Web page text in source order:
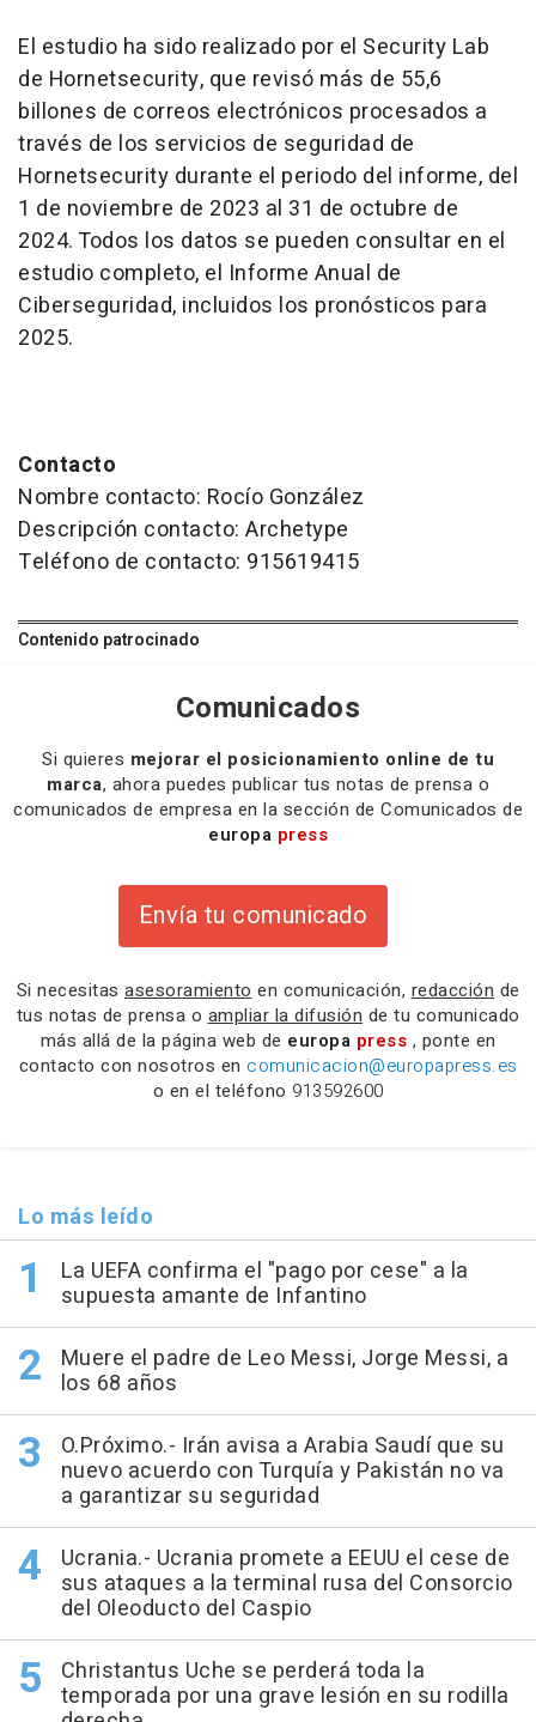
El estudio ha sido realizado por el Security Lab
de Hornetsecurity, que revisó más de 55,6
billones de correos electrónicos procesados a
través de los servicios de seguridad de
Hornetsecurity durante el periodo del informe, del
1 de noviembre de 2023 al 31 de octubre de
2024. Todos los datos se pueden consultar en el
estudio completo, el Informe Anual de
Ciberseguridad, incluidos los pronósticos para
2025.
Contacto
Nombre contacto: Rocío González
Descripción contacto: Archetype
Teléfono de contacto: 915619415
Contenido patrocinado
Comunicados
Si quieres mejorar el posicionamiento online de tu
marca, ahora puedes publicar tus notas de prensa o
comunicados de empresa en la sección de Comunicados de
europa press
Envía tu comunicado
Si necesitas asesoramiento en comunicación, redacción de
tus notas de prensa o ampliar la difusión de tu comunicado
más allá de la página web de europa press , ponte en
contacto con nosotros en comunicacion@europapress.es
o en el teléfono 913592600
Lo más leído
La UEFA confirma el "pago por cese" a la
supuesta amante de Infantino
Muere el padre de Leo Messi, Jorge Messi, a
los 68 años
O.Próximo.- Irán avisa a Arabia Saudí que su
nuevo acuerdo con Turquía y Pakistán no va
a garantizar su seguridad
Ucrania.- Ucrania promete a EEUU el cese de
sus ataques a la terminal rusa del Consorcio
del Oleoducto del Caspio
Christantus Uche se perderá toda la
temporada por una grave lesión en su rodilla